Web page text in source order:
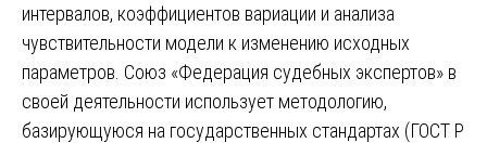
интервалов, коэффициентов вариации и анализа
чувствительности модели к изменению исходных
параметров. Союз «Федерация судебных экспертов» в
своей деятельности использует методологию,
базирующуюся на государственных стандартах (ГОСТ Р